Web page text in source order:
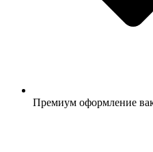
Премиум оформление